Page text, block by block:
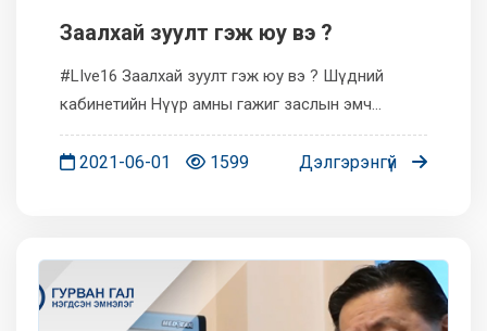
Заалхай зуулт гэж юу вэ ?
#LIve16 Заалхай зуулт гэж юу вэ ? Шүдний
кабинетийн Нүүр амны гажиг заслын эмч
Э.Уянга танд зөвлөж байна.
2021-06-01 1599 Дэлгэрэнгүй